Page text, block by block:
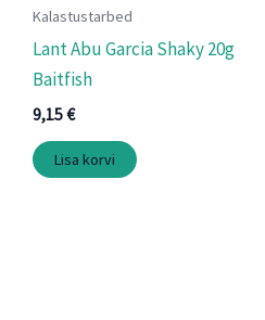
Kalastustarbed
Lant Abu Garcia Shaky 20g
Baitfish
9,15€
Lisa korvi